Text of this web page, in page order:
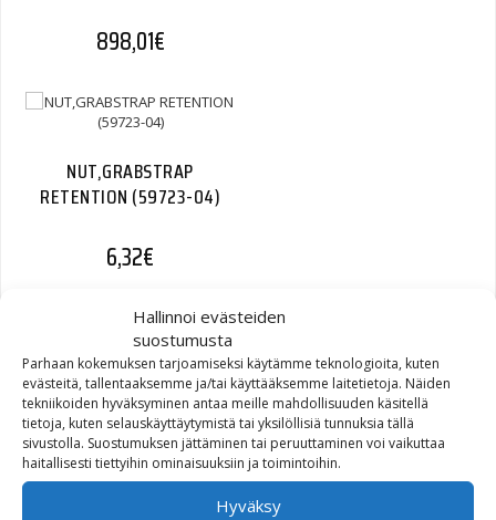
Hallinnoi evästeiden
suostumusta
Parhaan kokemuksen tarjoamiseksi käytämme teknologioita, kuten
evästeitä, tallentaaksemme ja/tai käyttääksemme laitetietoja. Näiden
tekniikoiden hyväksyminen antaa meille mahdollisuuden käsitellä
tietoja, kuten selauskäyttäytymistä tai yksilöllisiä tunnuksia tällä
sivustolla. Suostumuksen jättäminen tai peruuttaminen voi vaikuttaa
haitallisesti tiettyihin ominaisuuksiin ja toimintoihin.
Hyväksy
898,01€
NUT,GRABSTRAP
RETENTION (59723-04)
6,32€
GASKET CHAIN INSPECTION
COVER (34990-08)
7,03€